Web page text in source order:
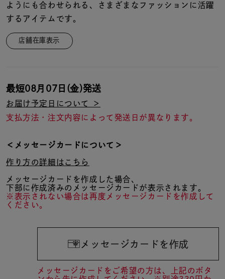
コレクション
レディース
メンズ
リングサイズ
価格 ¥0
在庫 在庫ありのみ
ようにも合わせられる、さまざまなファッションに活躍
するアイテムです。
店舗在庫表示
最短08月07日(金)発送
お届け予定日について ＞
支払方法・注文内容によって発送日が異なります。
＜メッセージカードについて＞
作り方の詳細はこちら
メッセージカードを作成した場合、
下部に作成済みのメッセージカードが表示されます。
※表示されない場合は再度メッセージカードを作成して
ください。
メッセージカードを作成
メッセージカードをご希望の方は、上記のボタ